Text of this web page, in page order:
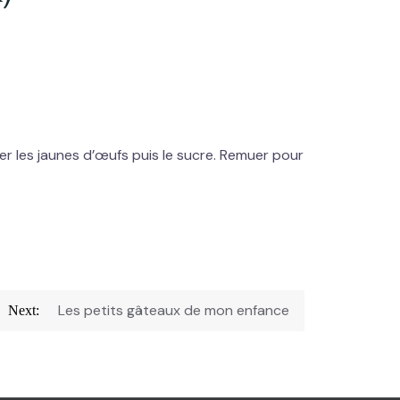
les jaunes d’œufs puis le sucre. Remuer pour
Next: Les petits gâteaux de mon enfance